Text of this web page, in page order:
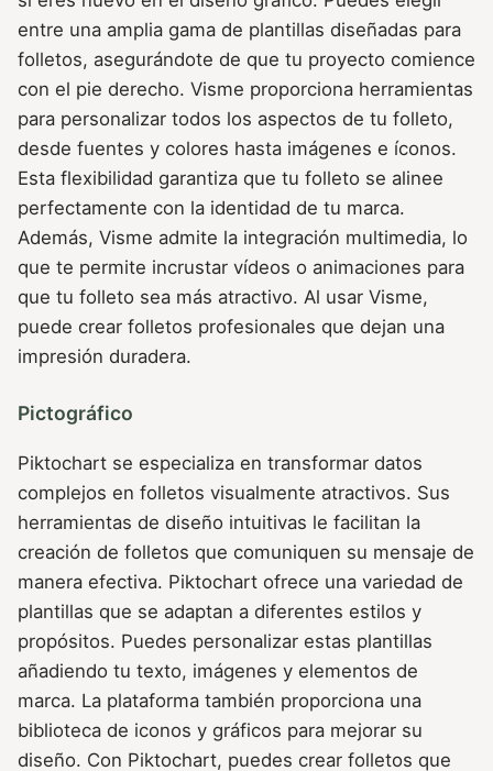
entre una amplia gama de plantillas diseñadas para
folletos, asegurándote de que tu proyecto comience
con el pie derecho. Visme proporciona herramientas
para personalizar todos los aspectos de tu folleto,
desde fuentes y colores hasta imágenes e íconos.
Esta flexibilidad garantiza que tu folleto se alinee
perfectamente con la identidad de tu marca.
Además, Visme admite la integración multimedia, lo
que te permite incrustar vídeos o animaciones para
que tu folleto sea más atractivo. Al usar Visme,
puede crear folletos profesionales que dejan una
impresión duradera.
Pictográfico
Piktochart se especializa en transformar datos
complejos en folletos visualmente atractivos. Sus
herramientas de diseño intuitivas le facilitan la
creación de folletos que comuniquen su mensaje de
manera efectiva. Piktochart ofrece una variedad de
plantillas que se adaptan a diferentes estilos y
propósitos. Puedes personalizar estas plantillas
añadiendo tu texto, imágenes y elementos de
marca. La plataforma también proporciona una
biblioteca de iconos y gráficos para mejorar su
diseño. Con Piktochart, puedes crear folletos que